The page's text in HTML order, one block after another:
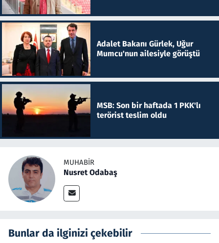
Adalet Bakanı Gürlek, Uğur
Mumcu'nun ailesiyle görüştü
MSB: Son bir haftada 1 PKK'lı
terörist teslim oldu
MUHABIR
Nusret Odabaş
Bunlar da ilginizi çekebilir